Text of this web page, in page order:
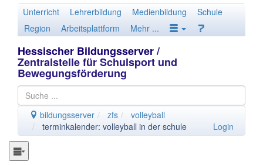
Unterricht Lehrerbildung Medienbildung
Schule
Region
Arbeitsplattform Mehr ...
Hessischer Bildungsserver/
Zentralstelle für Schulsport und
Bewegungsförderung
bildungsserver zfs
volleyball
terminkalender: volleyball in der schule
Login